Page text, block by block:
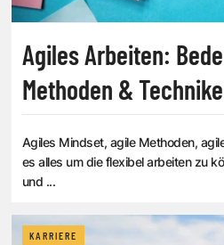
Agiles Arbeiten:
Methoden &
Agiles Mindset, agile Methoden,
es alles um die flexibel arbeiten zu
und ...
KARRIERE